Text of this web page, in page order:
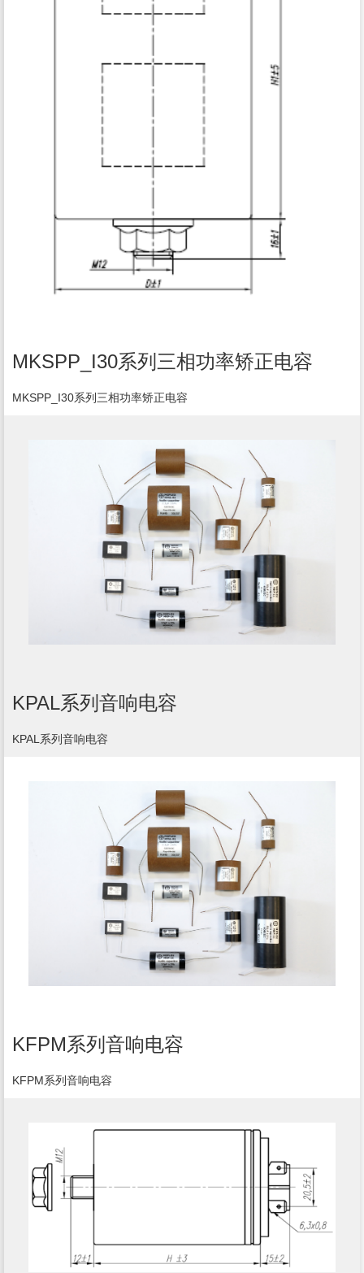
MKSPP_I30系列三相功率矫正电容
MKSPP_I30系列三相功率矫正电容
KPAL系列音响电容
KPAL系列音响电容
KFPM系列音响电容
KFPM系列音响电容